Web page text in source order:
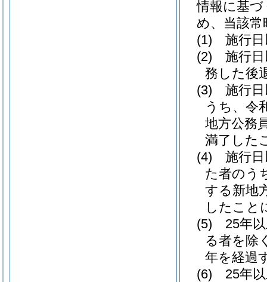
情報に基
め、当該
(1)
施行
(2)
施行
務した後
(3)
施行
うち、令
地方公務
満了した
(4)
施行
た者のう
する新地
したこと
(5)
25年
る者を除
年を経過
(6)
25年